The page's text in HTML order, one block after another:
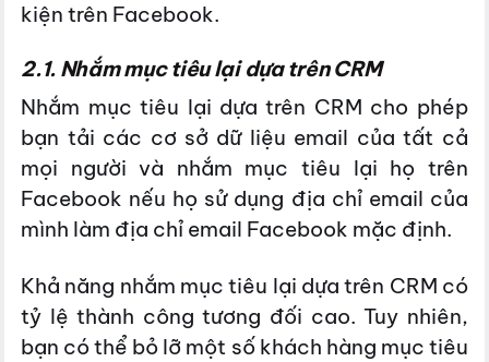
kiện trên Facebook.
2.1. Nhắm mục tiêu lại dựa trên CRM
Nhắm mục tiêu lại dựa trên CRM cho phép
bạn tải các cơ sở dữ liệu email của tất cả
mọi người và nhắm mục tiêu lại họ trên
Facebook nếu họ sử dụng địa chỉ email của
mình làm địa chỉ email Facebook mặc định.
Khả năng nhắm mục tiêu lại dựa trên CRM có
tỷ lệ thành công tương đối cao. Tuy nhiên,
bạn có thể bỏ lỡ một số khách hàng mục tiêu